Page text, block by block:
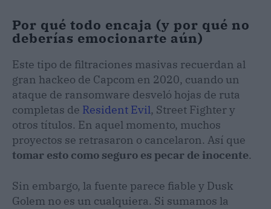
Por qué todo encaja (y por qué no
deberías emocionarte aún)
Este tipo de filtraciones masivas recuerdan al
gran hackeo de Capcom en 2020, cuando un
ataque de ransomware desveló hojas de ruta
completas de Resident Evil, Street Fighter y
otros títulos. En aquel momento, muchos
proyectos se retrasaron o cancelaron. Así que
tomar esto como seguro es pecar de inocente.
Sin embargo, la fuente parece fiable y Dusk
Golem no es un cualquiera. Si sumamos la